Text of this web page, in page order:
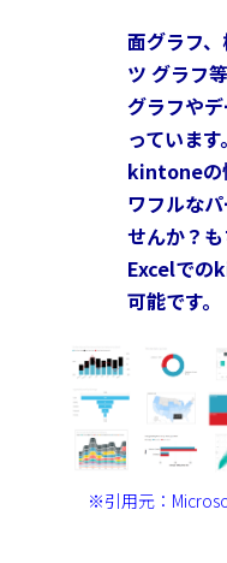
面グラフ
ツ グラフ
グラフや
っていま
kintoneの
ワフルな
せんか？
Excelでの
可能です。
※引用元：